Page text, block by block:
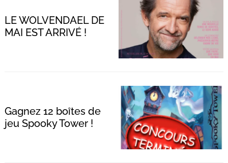
LE WOLVENDAEL DE
MAI EST ARRIVÉ !
Gagnez 12 boîtes de
jeu Spooky Tower !